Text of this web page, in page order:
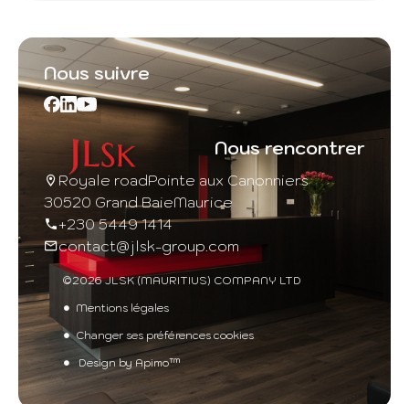
Nous suivre
Nous rencontrer
Royale roadPointe aux Canonniers
30520 Grand BaieMaurice
+230 5449 1414
contact@jlsk-group.com
©2026 JLSK (MAURITIUS) COMPANY LTD
Mentions légales
Changer ses préférences cookies
Design by Apimo™